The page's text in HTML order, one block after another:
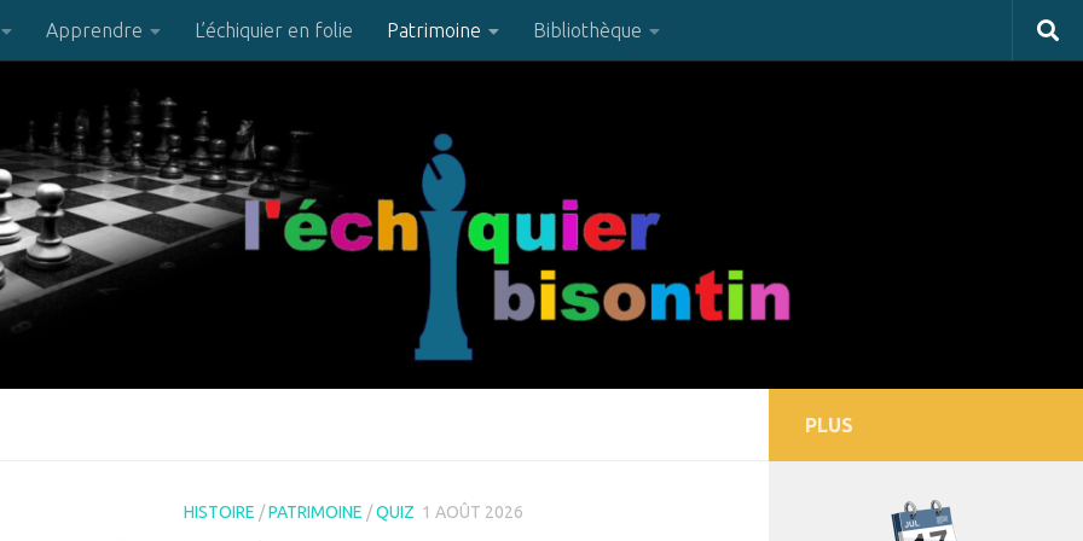
Apprendre L’échiquier en folie Patrimoine Bibliothèque
HISTOIRE /PATRIMOINE /QUIZ 1 AOÛT 2026
PLUS